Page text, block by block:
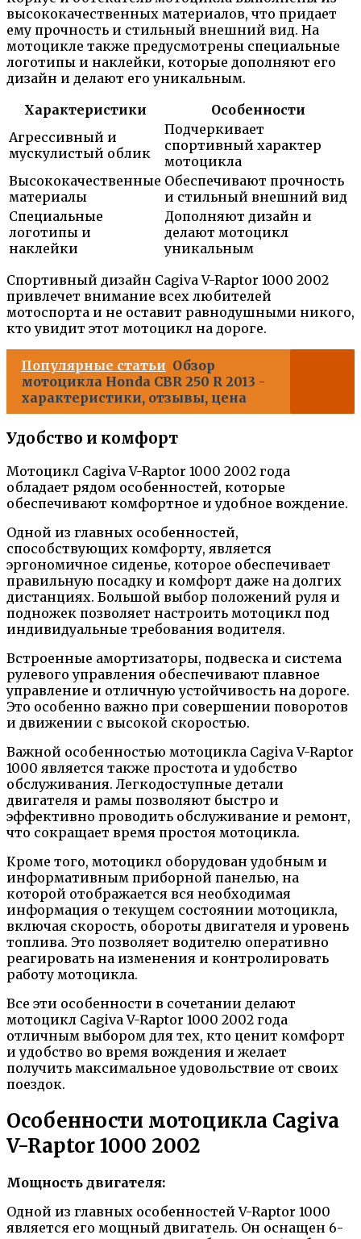
высококачественных материалов, что придает
ему прочность и стильный внешний вид. На
мотоцикле также предусмотрены специальные
логотипы и наклейки, которые дополняют его
дизайн и делают его уникальным.
Характеристики
Особенности
Агрессивный и
мускулистый облик
Подчеркивает
спортивный характер
мотоцикла
Высококачественные
материалы
Обеспечивают прочность
и стильный внешний вид
Специальные
логотипы и
наклейки
Дополняют дизайн и
делают мотоцикл
уникальным
Спортивный дизайн Cagiva V-Raptor 1000 2002
привлечет внимание всех любителей
мотоспорта и не оставит равнодушными никого,
кто увидит этот мотоцикл на дороге.
Популярные статьи Обзор
мотоцикла Honda CBR 250 R 2013 -
характеристики, отзывы, цена
Удобство и комфорт
Мотоцикл Cagiva V-Raptor 1000 2002 года
обладает рядом особенностей, которые
обеспечивают комфортное и удобное вождение.
Одной из главных особенностей,
способствующих комфорту, является
эргономичное сиденье, которое обеспечивает
правильную посадку и комфорт даже на долгих
дистанциях. Большой выбор положений руля и
подножек позволяет настроить мотоцикл под
индивидуальные требования водителя.
Встроенные амортизаторы, подвеска и система
рулевого управления обеспечивают плавное
управление и отличную устойчивость на дороге.
Это особенно важно при совершении поворотов
и движении с высокой скоростью.
Важной особенностью мотоцикла Cagiva V-Raptor
1000 является также простота и удобство
обслуживания. Легкодоступные детали
двигателя и рамы позволяют быстро и
эффективно проводить обслуживание и ремонт,
что сокращает время простоя мотоцикла.
Кроме того, мотоцикл оборудован удобным и
информативным приборной панелью, на
которой отображается вся необходимая
информация о текущем состоянии мотоцикла,
включая скорость, обороты двигателя и уровень
топлива. Это позволяет водителю оперативно
реагировать на изменения и контролировать
работу мотоцикла.
Все эти особенности в сочетании делают
мотоцикл Cagiva V-Raptor 1000 2002 года
отличным выбором для тех, кто ценит комфорт
и удобство во время вождения и желает
получить максимальное удовольствие от своих
поездок.
Особенности мотоцикла Cagiva
V-Raptor 1000 2002
Мощность двигателя:
Одной из главных особенностей V-Raptor 1000
является его мощный двигатель. Он оснащен 6-